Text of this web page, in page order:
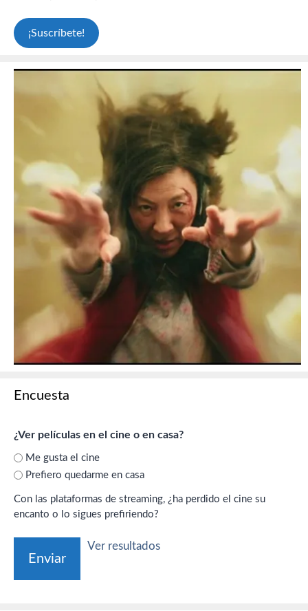
Encuesta
¿Ver películas en el cine o en casa?
Me gusta el cine
Prefiero quedarme en casa
Con las plataformas de streaming, ¿ha perdido el cine su
encanto o lo sigues prefiriendo?
Ver resultados